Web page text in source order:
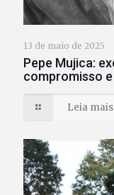
13 de maio de 2025
Pepe Mujica:
compromisso
Leia mais